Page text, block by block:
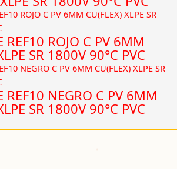
REF10 ROJO C PV 6MM
SR 1800V 90°C PVC
REF10 NEGRO C PV 6MM
SR 1800V 90°C PVC